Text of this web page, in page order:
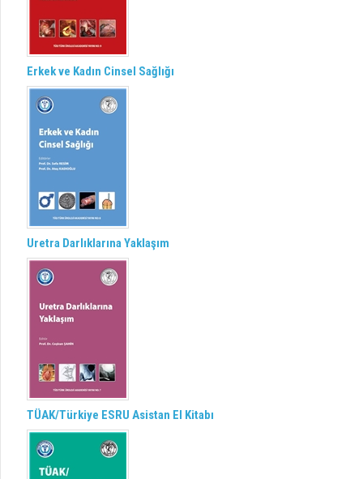
Erkek ve Kadın Cinsel Sağlığı
Uretra Darlıklarına Yaklaşım
TÜAK/Türkiye ESRU Asistan El Kitabı